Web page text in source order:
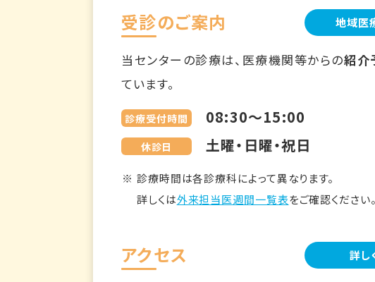
受診のご案内 地域医
当センターの診療は、医療機関等からの紹介
ています。
診療受付時間 08:30～15:00
休診日 土曜・日曜・祝日
診療時間は各診療科によって異なります。
詳しくは外来担当医週間一覧表をご確認ください。
アクセス 詳し